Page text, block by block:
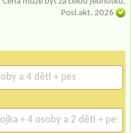
Posl.akt. 2026